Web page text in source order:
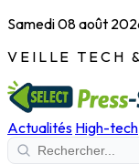
Samedi 08 août
VEILLE TECH
Actualités High-tech